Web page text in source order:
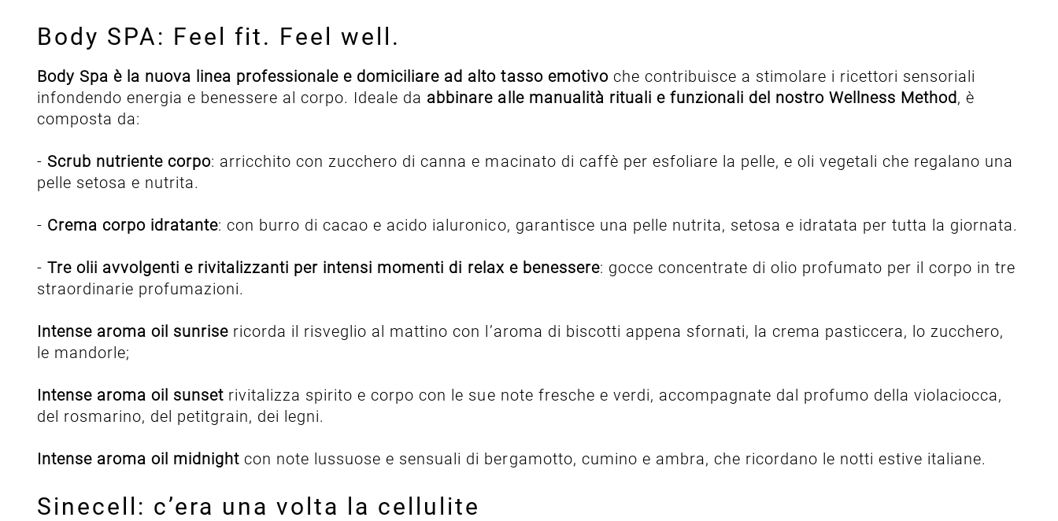
Body SPA: Feel fit. Feel well.
Body Spa è la nuova linea professionale e domiciliare ad alto tasso emotivoche contribuisce a stimolare i ricettori sensoriali
infondendo energia e benessere al corpo. Ideale da abbinare alle manualità rituali e funzionali del nostro Wellness Method, è
composta da:
- Scrub nutriente corpo: arricchito con zucchero di canna e macinato di caffè per esfoliare la pelle, e oli vegetali che regalano una
pelle setosa e nutrita.
- Crema corpo idratante: con burro di cacao e acido ialuronico, garantisce una pelle nutrita, setosa e idratata per tutta la giornata.
-Tre olii avvolgenti e rivitalizzanti per intensi momenti di relax e benessere: gocce concentrate di olio profumato per il corpo in tre
straordinarie profumazioni.
Intense aroma oil sunrise ricorda il risveglio al mattino con l’aroma di biscotti appena sfornati, la crema pasticcera, lo zucchero,
le mandorle;
Intense aroma oil sunset rivitalizza spirito e corpo con le sue note fresche e verdi, accompagnate dal profumo della violaciocca,
del rosmarino, del petitgrain, dei legni.
Intense aroma oil midnight con note lussuose e sensuali di bergamotto, cumino e ambra, che ricordano le notti estive italiane.
Sinecell: c’era una volta la cellulite